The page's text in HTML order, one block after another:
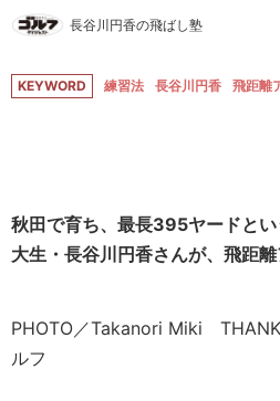
長谷川円香の飛ばし塾
KEYWORD 練習法 長谷川円香 飛距離
秋田で育ち、最長395ヤードと
大生・長谷川円香さんが、飛距
PHOTO／Takanori Miki
ルフ